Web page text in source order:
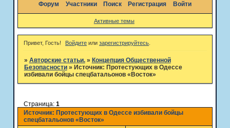
Форум Участники Поиск Регистрация Войти
Активные темы
Привет, Гость! Войдите илизарегистрируйтесь
» Авторские статьи. » Концепция Общественной
Безопасности » Источник: Протестующих в Одессе
избивали бойцы спецбатальонов «Восток»
Источник: Протестующих в Одессе избивали бойцы
спецбатальонов «Восток»
Страница: 1